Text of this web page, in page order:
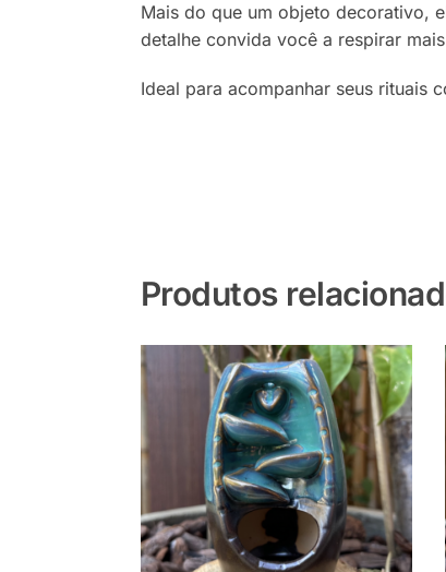
Mais do que um objeto decorativo,
detalhe convida você a respirar
Ideal para acompanhar seus rituais
Produtos